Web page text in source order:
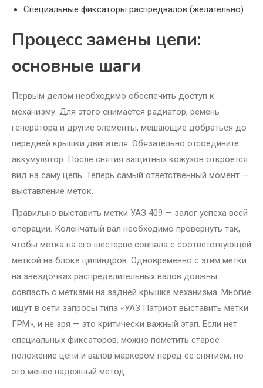
Специальные фиксаторы распредвалов (желательно)
Процесс замены цепи:
основные шаги
Первым делом необходимо обеспечить доступ к
механизму. Для этого снимается радиатор, ремень
генератора и другие элементы, мешающие добраться до
передней крышки двигателя. Обязательно отсоедините
аккумулятор. После снятия защитных кожухов откроется
вид на саму цепь. Теперь самый ответственный момент —
выставление меток.
Правильно выставить метки УАЗ 409 — залог успеха всей
операции. Коленчатый вал необходимо провернуть так,
чтобы метка на его шестерне совпала с соответствующей
меткой на блоке цилиндров. Одновременно с этим метки
на звездочках распределительных валов должны
совпасть с метками на задней крышке механизма. Многие
ищут в сети запросы типа «УАЗ Патриот выставить метки
ГРМ», и не зря — это критически важный этап. Если нет
специальных фиксаторов, можно пометить старое
положение цепи и валов маркером перед ее снятием, но
это менее надежный метод.